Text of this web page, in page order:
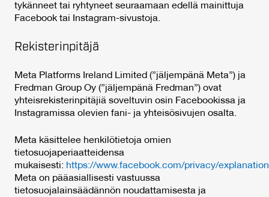
tykänneet tai ryhtyneet seuraamaan edellä mainittuja
Facebook tai Instagram-sivustoja.
Rekisterinpitäjä
Meta Platforms Ireland Limited (”jäljempänä Meta”) ja
Fredman Group Oy (”jäljempänä Fredman”) ovat
yhteisrekisterinpitäjiä soveltuvin osin Facebookissa ja
Instagramissa olevien fani- ja yhteisösivujen osalta.
Meta käsittelee henkilötietoja omien
tietosuojaperiaatteidensa
mukaisesti: https://www.facebook.com/privacy/explanation
Meta on pääasiallisesti vastuussa
tietosuojalainsäädännön noudattamisesta ja